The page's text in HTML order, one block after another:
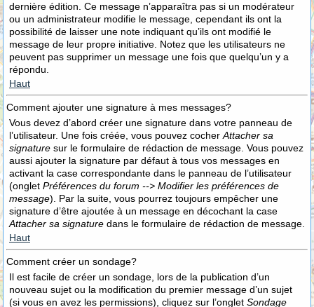
dernière édition. Ce message n’apparaîtra pas si un modérateur
ou un administrateur modifie le message, cependant ils ont la
possibilité de laisser une note indiquant qu’ils ont modifié le
message de leur propre initiative. Notez que les utilisateurs ne
peuvent pas supprimer un message une fois que quelqu’un y a
répondu.
Haut
Comment ajouter une signature à mes messages?
Vous devez d’abord créer une signature dans votre panneau de
l’utilisateur. Une fois créée, vous pouvez cocher Attacher sa
signature sur le formulaire de rédaction de message. Vous pouvez
aussi ajouter la signature par défaut à tous vos messages en
activant la case correspondante dans le panneau de l’utilisateur
(onglet Préférences du forum --> Modifier les préférences de
message). Par la suite, vous pourrez toujours empêcher une
signature d’être ajoutée à un message en décochant la case
Attacher sa signature dans le formulaire de rédaction de message.
Haut
Comment créer un sondage?
Il est facile de créer un sondage, lors de la publication d’un
nouveau sujet ou la modification du premier message d’un sujet
(si vous en avez les permissions), cliquez sur l’onglet Sondage